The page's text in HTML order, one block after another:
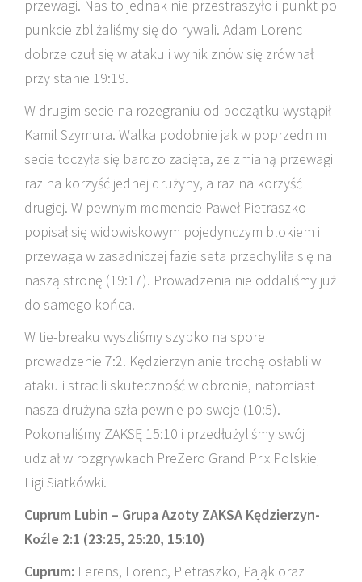
przewagi. Nas to jednak nie przestraszyło i punkt po
punkcie zbliżaliśmy się do rywali. Adam Lorenc
dobrze czuł się w ataku i wynik znów się zrównał
przy stanie 19:19.
W drugim secie na rozegraniu od początku wystąpił
Kamil Szymura. Walka podobnie jak w poprzednim
secie toczyła się bardzo zacięta, ze zmianą przewagi
raz na korzyść jednej drużyny, a raz na korzyść
drugiej. W pewnym momencie Paweł Pietraszko
popisał się widowiskowym pojedynczym blokiem i
przewaga w zasadniczej fazie seta przechyliła się na
naszą stronę (19:17). Prowadzenia nie oddaliśmy już
do samego końca.
W tie-breaku wyszliśmy szybko na spore
prowadzenie 7:2. Kędzierzynianie trochę osłabli w
ataku i stracili skuteczność w obronie, natomiast
nasza drużyna szła pewnie po swoje (10:5).
Pokonaliśmy ZAKSĘ 15:10 i przedłużyliśmy swój
udział w rozgrywkach PreZero Grand Prix Polskiej
Ligi Siatkówki.
Cuprum Lubin – Grupa Azoty ZAKSA Kędzierzyn-
Koźle 2:1 (23:25, 25:20, 15:10)
Cuprum: Ferens, Lorenc, Pietraszko, Pająk oraz